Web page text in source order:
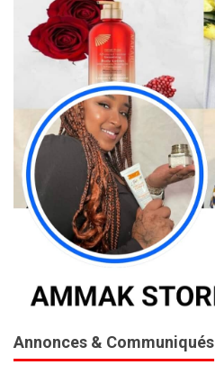
Annonces & Communiqués